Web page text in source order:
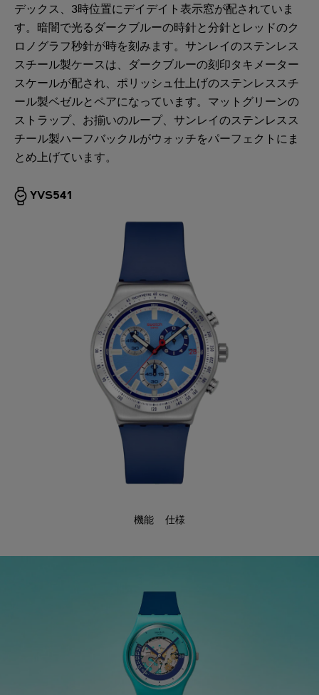
デックス、3時位置にデイデイト表示窓が配されていま
す。暗闇で光るダークブルーの時針と分針とレッドのク
ロノグラフ秒針が時を刻みます。サンレイのステンレス
スチール製ケースは、ダークブルーの刻印タキメーター
スケールが配され、ポリッシュ仕上げのステンレススチ
ール製ベゼルとペアになっています。マットグリーンの
ストラップ、お揃いのループ、サンレイのステンレスス
チール製ハーフバックルがウォッチをパーフェクトにま
とめ上げています。
YVS541
機能 仕様